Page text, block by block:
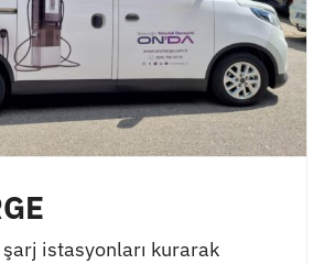
istasyonları kurarak